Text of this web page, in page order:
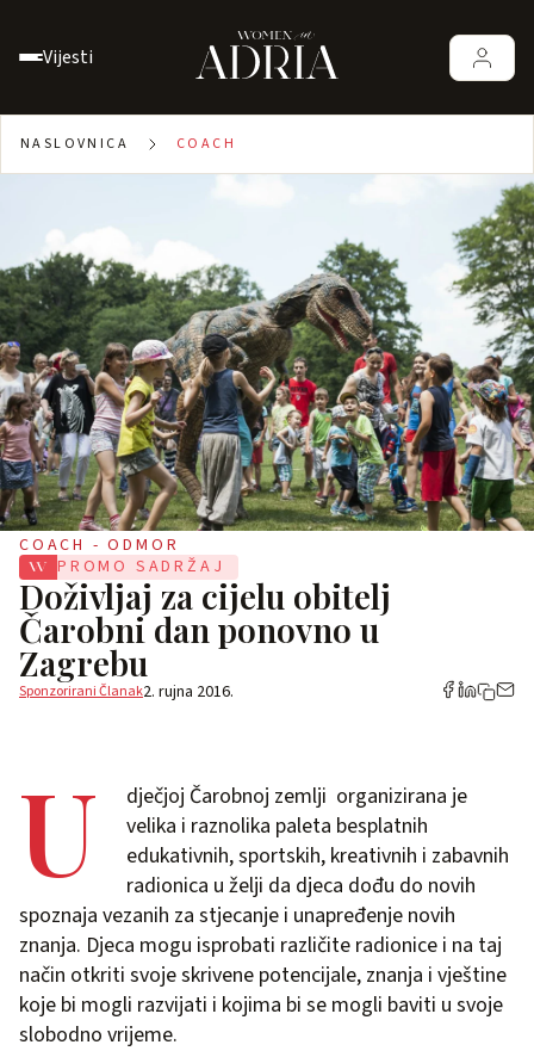
Vijesti
NASLOVNICA COACH
COACH - ODMOR
PROMO SADRŽAJ
Doživljaj za cijelu obitelj
Čarobni dan ponovno u
Zagrebu
Sponzorirani Članak2. rujna 2016.
U
dječjoj Čarobnoj zemlji organizirana je
velika i raznolika paleta besplatnih
edukativnih, sportskih, kreativnih i zabavnih
radionica u želji da djeca dođu do novih
spoznaja vezanih za stjecanje i unapređenje novih
znanja. Djeca mogu isprobati različite radionice i na taj
način otkriti svoje skrivene potencijale, znanja i vještine
koje bi mogli razvijati i kojima bi se mogli baviti u svoje
slobodno vrijeme.